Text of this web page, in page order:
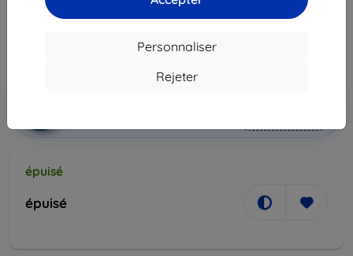
Personnaliser
Rejeter
36,90 €
épuisé
épuisé